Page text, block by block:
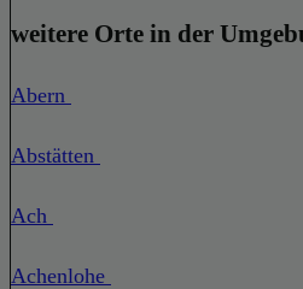
weitere Orte in der
Abern
Abstätten
Ach
Achenlohe